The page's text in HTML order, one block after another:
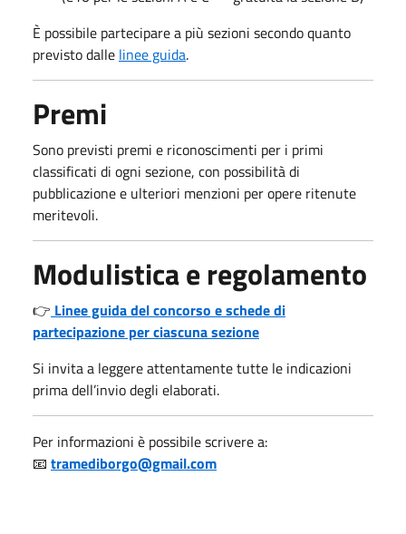
È possibile partecipare a più sezioni secondo quanto
previsto dalle linee guida.
Premi
Sono previsti premi e riconoscimenti per i primi
classificati di ogni sezione, con possibilità di
pubblicazione e ulteriori menzioni per opere ritenute
meritevoli.
Modulistica e regolamento
👉 Linee guida del concorso e schede di
partecipazione per ciascuna sezione
Si invita a leggere attentamente tutte le indicazioni
prima dell’invio degli elaborati.
Per informazioni è possibile scrivere a:
📧 tramediborgo@gmail.com